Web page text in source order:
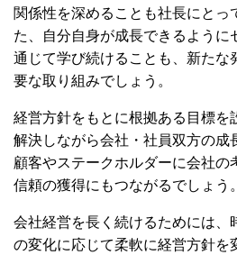
関係性を深めることも社長にとっ
た、自分自身が成長できるように
通じて学び続けることも、新たな
要な取り組みでしょう。
経営方針をもとに根拠ある目標を
解決しながら会社・社員双方の成
顧客やステークホルダーに会社の
信頼の獲得にもつながるでしょう。
会社経営を長く続けるためには、
の変化に応じて柔軟に経営方針を